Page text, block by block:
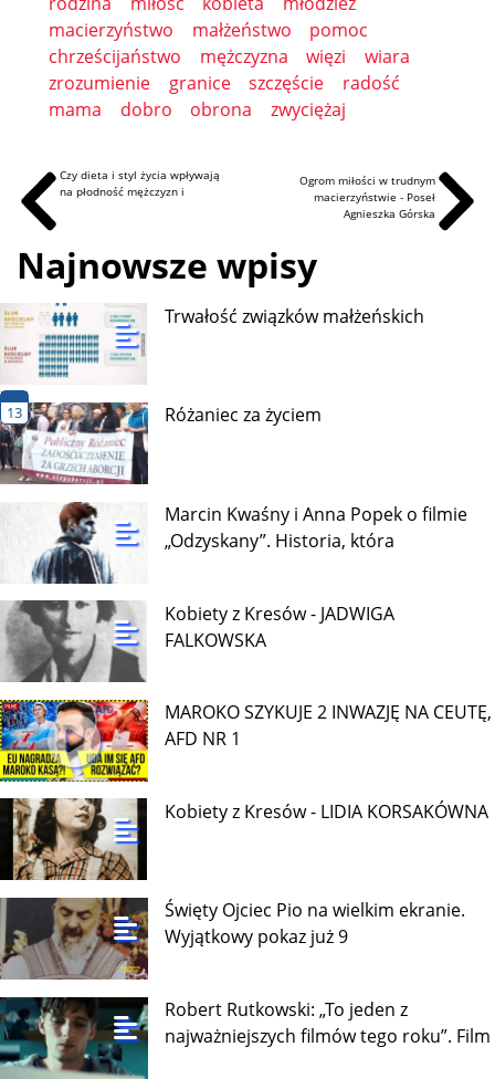
macierzyństwo
małżeństwo
pomoc
chrześcijaństwo
mężczyzna więzi
wiara
zrozumienie
granice szczęście
radość
mama
dobro obrona zwyciężaj
Czy dieta i styl życia wpływają
na płodność mężczyzn i
Ogrom miłości w trudnym
macierzyństwie - Poseł
Agnieszka Górska
Najnowsze wpisy
Trwałość związków małżeńskich
13 Różaniec za życiem
Marcin Kwaśny i Anna Popek o filmie
„Odzyskany”. Historia, która
Kobiety z Kresów - JADWIGA
FALKOWSKA
MAROKO SZYKUJE 2 INWAZJĘ NA CEUTĘ,
AFD NR 1
Kobiety z Kresów - LIDIA KORSAKÓWNA
Święty Ojciec Pio na wielkim ekranie.
Wyjątkowy pokaz już 9
Robert Rutkowski: „To jeden z
najważniejszych filmów tego roku”. Film